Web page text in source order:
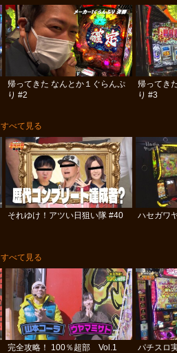
帰ってきた なんとか１ぐらんぷ
り #2
帰ってき
り #3
すべて見る
それゆけ！アツい日狙い隊 #40 ハセガワ
すべて見る
完全攻略！ 100％超部 Vol.1 パチスロ